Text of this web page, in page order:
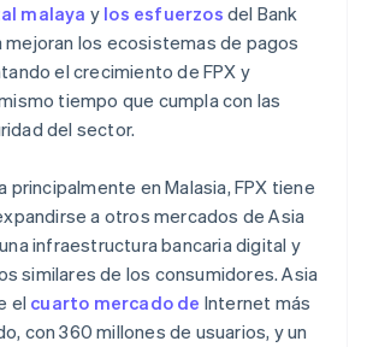
malaya y los esfuerzos del Bank
mejoran los ecosistemas de pagos
el crecimiento de FPX y
tiempo que cumpla con las
del sector.
principalmente en Malasia, FPX tiene
a otros mercados de Asia
infraestructura bancaria digital y
similares de los consumidores. Asia
el cuarto mercado de Internet más
con 360 millones de usuarios, y un